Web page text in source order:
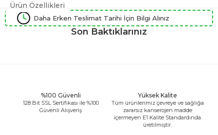
Ürün Özellikleri
Daha Erken Teslimat Tarihi İçin Bilgi Alınız
Son Baktıklarınız
%100 Güvenli
128 Bit SSL Sertifikası ile %100
Güvenli Alışveriş
Yüksek Kalite
Tüm ürünlerimiz çevreye ve sağlığa
zararsız kanserojen madde
içermeyen E1 Kalite Standardında
üretilmiştir.